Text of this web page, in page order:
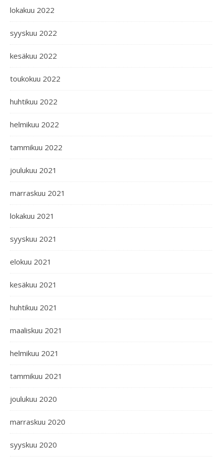
lokakuu 2022
syyskuu 2022
kesäkuu 2022
toukokuu 2022
huhtikuu 2022
helmikuu 2022
tammikuu 2022
joulukuu 2021
marraskuu 2021
lokakuu 2021
syyskuu 2021
elokuu 2021
kesäkuu 2021
huhtikuu 2021
maaliskuu 2021
helmikuu 2021
tammikuu 2021
joulukuu 2020
marraskuu 2020
syyskuu 2020